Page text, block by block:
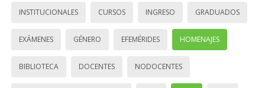
INSTITUCIONALES CURSOS INGRESO GRADUADOS
EXÁMENES GÉNERO EFEMÉRIDES HOMENAJES
BIBLIOTECA DOCENTES NODOCENTES